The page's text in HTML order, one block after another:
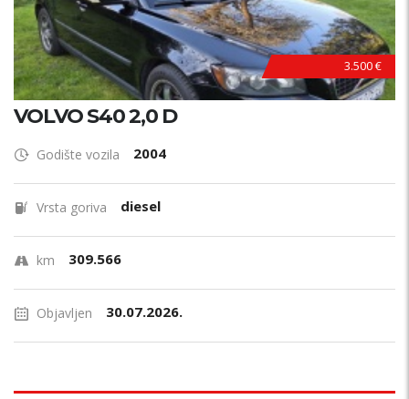
3.500 €
VOLVO S40 2,0 D
Godište vozila 2004
Vrsta goriva diesel
km 309.566
Objavljen 30.07.2026.